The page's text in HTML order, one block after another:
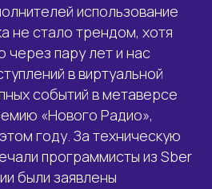
использование
не стало трендом, хотя
пару лет и нас
в виртуальной
событий в метаверсе
«Нового Радио»,
году. За техническую
программисты из Sber
были заявлены